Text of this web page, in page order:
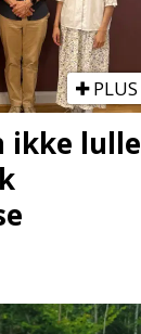
PLUS
ikke lulle